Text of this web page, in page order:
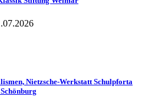
Nietzsche-Werkstatt Schulpforta